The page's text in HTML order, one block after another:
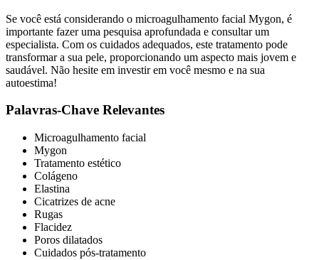
Se você está considerando o microagulhamento facial Mygon, é
importante fazer uma pesquisa aprofundada e consultar um
especialista. Com os cuidados adequados, este tratamento pode
transformar a sua pele, proporcionando um aspecto mais jovem e
saudável. Não hesite em investir em você mesmo e na sua
autoestima!
Palavras-Chave Relevantes
Microagulhamento facial
Mygon
Tratamento estético
Colágeno
Elastina
Cicatrizes de acne
Rugas
Flacidez
Poros dilatados
Cuidados pós-tratamento